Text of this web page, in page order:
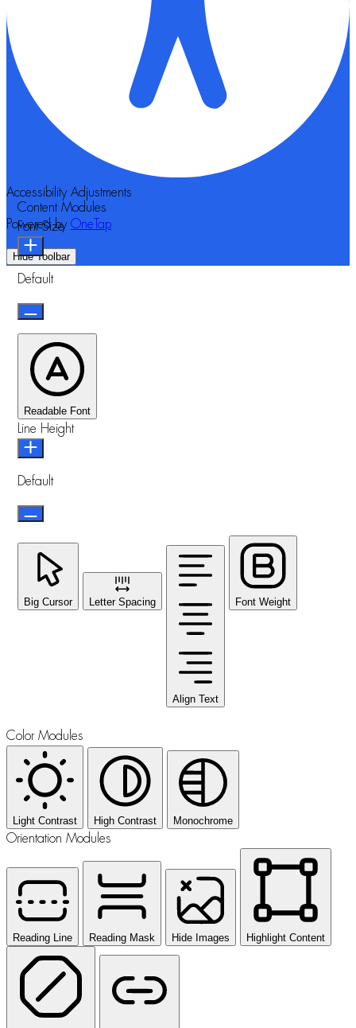
Accessibility Adjustments
Powered by OneTap
Hide Toolbar
Content Modules
Font Size
Default
Readable Font
Line Height
Default
Big Cursor Letter Spacing
Align Text
Font Weight
Color Modules
Light Contrast High Contrast Monochrome
Orientation Modules
Reading Line Reading Mask Hide Images Highlight Content